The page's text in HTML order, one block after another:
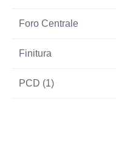
Foro Centrale
Finitura
PCD (1)